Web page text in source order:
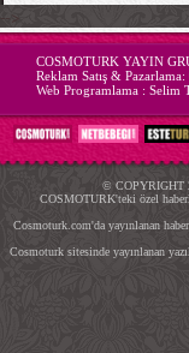
-->
COSMOTURK YAYIN
Reklam Satış & Pazarlama:
Web Programlama : Selim
© COPYRIGHT
COSMOTURK'teki özel
Cosmoturk.com'da yayınlanan
Cosmoturk sitesinde yayınlanan